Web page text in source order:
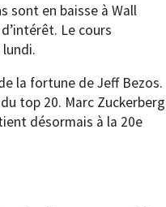
sont en baisse à Wall
Le cours
la fortune de Jeff Bezos.
top 20. Marc Zuckerberg
désormais à la 20e